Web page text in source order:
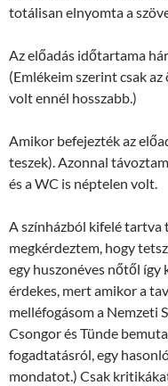
totálisan elnyomta a
Az előadás időtartama
(Emlékeim szerint csak
volt ennél hosszabb.)
Amikor befejezték az
teszek). Azonnal
és a WC is néptelen volt.
A színházból kifelé
megkérdeztem, hogy
egy huszonéves nőtől
érdekes, mert amikor a
melléfogásom a Nemzeti
Csongor és Tünde
fogadtatásról, egy
mondatot.) Csak